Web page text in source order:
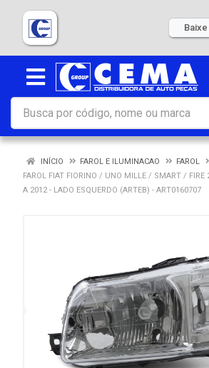
INÍCIO FAROL E ILUMINACAO
FAROL
FAROL FIAT FIORINO / UNO MILLE / SMART / FIRE
A 2012 - LADO ESQUERDO (ARTEB) - ART0160707